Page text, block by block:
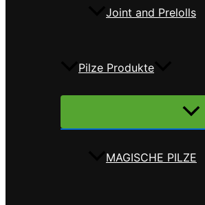
Joint and Prelolls
Pilze Produkte
Menü
MAGISCHE PILZE